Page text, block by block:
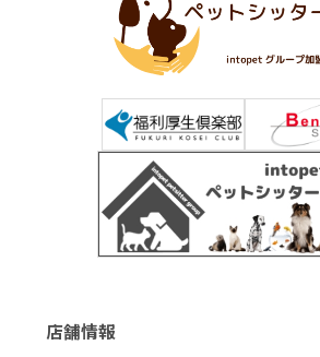
店舗情報